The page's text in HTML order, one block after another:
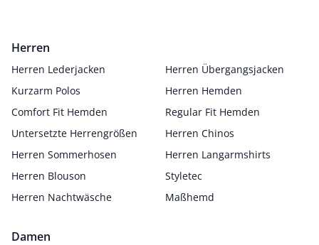
Herren
Herren Lederjacken
Herren Übergangsjacken
Kurzarm Polos
Herren Hemden
Comfort Fit Hemden
Regular Fit Hemden
Untersetzte Herrengrößen
Herren Chinos
Herren Sommerhosen
Herren Langarmshirts
Herren Blouson
Styletec
Herren Nachtwäsche
Maßhemd
Damen